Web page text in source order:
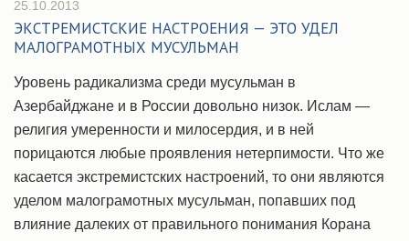
25.10.2013
ЭКСТРЕМИСТСКИЕ НАСТРОЕНИЯ — ЭТО УДЕЛ
МАЛОГРАМОТНЫХ МУСУЛЬМАН
Уровень радикализма среди мусульман в
Азербайджане и в России довольно низок. Ислам —
религия умеренности и милосердия, и в ней
порицаются любые проявления нетерпимости. Что же
касается экстремистских настроений, то они являются
уделом малограмотных мусульман, попавших под
влияние далеких от правильного понимания Корана